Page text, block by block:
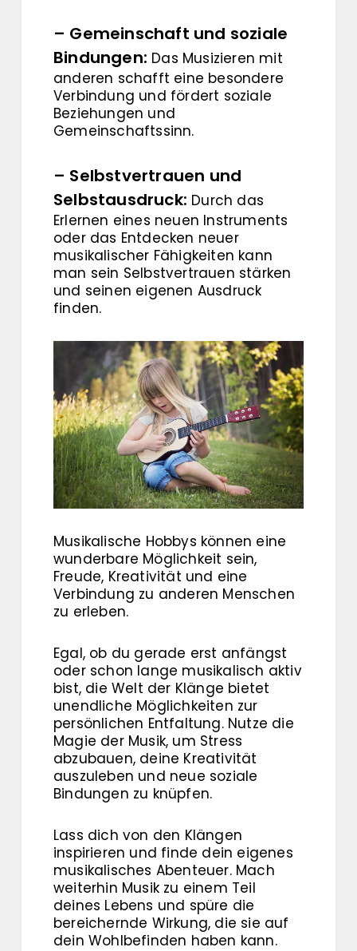
– Gemeinschaft und soziale
Bindungen: Das Musizieren mit
anderen schafft eine besondere
Verbindung und fördert soziale
Beziehungen und
Gemeinschaftssinn.
– Selbstvertrauen und
Selbstausdruck: Durch das
Erlernen eines neuen Instruments
oder das Entdecken neuer
musikalischer Fähigkeiten kann
man sein Selbstvertrauen stärken
und seinen eigenen Ausdruck
finden.
Musikalische Hobbys können eine
wunderbare Möglichkeit sein,
Freude, Kreativität und eine
Verbindung zu anderen Menschen
zu erleben.
Egal, ob du gerade erst anfängst
oder schon lange musikalisch aktiv
bist, die Welt der Klänge bietet
unendliche Möglichkeiten zur
persönlichen Entfaltung. Nutze die
Magie der Musik, um Stress
abzubauen, deine Kreativität
auszuleben und neue soziale
Bindungen zu knüpfen.
Lass dich von den Klängen
inspirieren und finde dein eigenes
musikalisches Abenteuer. Mach
weiterhin Musik zu einem Teil
deines Lebens und spüre die
bereichernde Wirkung, die sie auf
dein Wohlbefinden haben kann.